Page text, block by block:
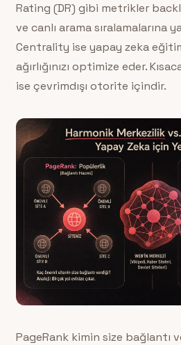
Rating (DR) gibi metrikler
ve canlı arama sıralamalarına
Centrality ise yapay zeka
ağırlığınızı optimize eder.
ise çevrimdışı otorite içindir.
PageRank kimin size bağlantı